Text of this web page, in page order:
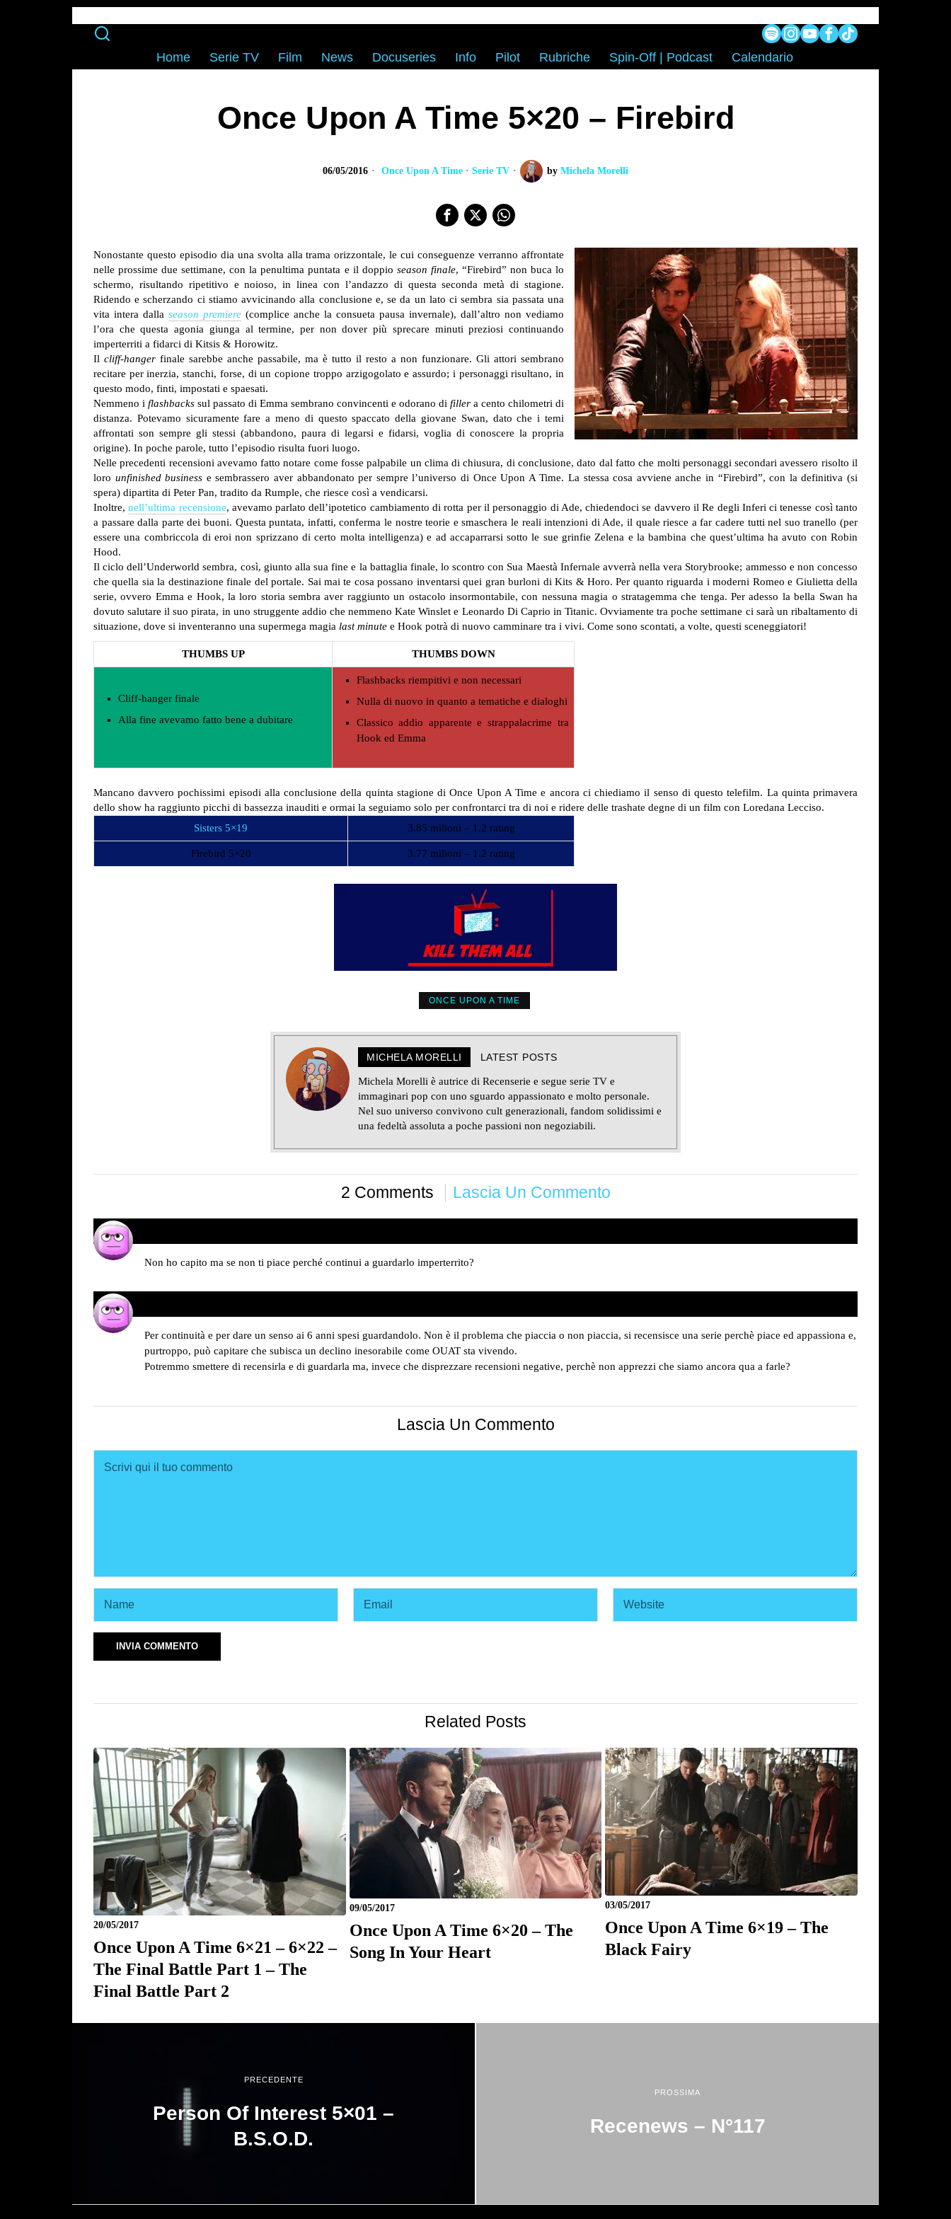
Home Serie TV Film News Docuseries Info Pilot Rubriche Spin-Off | Podcast Calendario
Once Upon A Time 5×20 – Firebird
06/05/2016 Once Upon A Time · Serie TV by Michela Morelli
Nonostante questo episodio dia una svolta alla trama orizzontale, le cui conseguenze verranno affrontate
nelle prossime due settimane, con la penultima puntata e il doppio season finale, “Firebird” non buca lo
schermo, risultando ripetitivo e noioso, in linea con l’andazzo di questa seconda metà di stagione.
Ridendo e scherzando ci stiamo avvicinando alla conclusione e, se da un lato ci sembra sia passata una
vita intera dalla season premiere (complice anche la consueta pausa invernale), dall’altro non vediamo
l’ora che questa agonia giunga al termine, per non dover più sprecare minuti preziosi continuando
imperterriti a fidarci di Kitsis & Horowitz.
Il cliff-hanger finale sarebbe anche passabile, ma è tutto il resto a non funzionare. Gli attori sembrano
recitare per inerzia, stanchi, forse, di un copione troppo arzigogolato e assurdo; i personaggi risultano, in
questo modo, finti, impostati e spaesati.
Nemmeno i flashbacks sul passato di Emma sembrano convincenti e odorano di filler a cento chilometri di
distanza. Potevamo sicuramente fare a meno di questo spaccato della giovane Swan, dato che i temi
affrontati son sempre gli stessi (abbandono, paura di legarsi e fidarsi, voglia di conoscere la propria
origine). In poche parole, tutto l’episodio risulta fuori luogo.
Nelle precedenti recensioni avevamo fatto notare come fosse palpabile un clima di chiusura, di conclusione, dato dal fatto che molti personaggi secondari avessero risolto il
loro unfinished business e sembrassero aver abbandonato per sempre l’universo di Once Upon A Time. La stessa cosa avviene anche in “Firebird”, con la definitiva (si
spera) dipartita di Peter Pan, tradito da Rumple, che riesce così a vendicarsi.
Inoltre,nell’ultima recensione, avevamo parlato dell’ipotetico cambiamento di rotta per il personaggio di Ade, chiedendoci se davvero il Re degli Inferi ci tenesse così tanto
a passare dalla parte dei buoni. Questa puntata, infatti, conferma le nostre teorie e smaschera le reali intenzioni di Ade, il quale riesce a far cadere tutti nel suo tranello (per
essere una combriccola di eroi non sprizzano di certo molta intelligenza) e ad accaparrarsi sotto le sue grinfie Zelena e la bambina che quest’ultima ha avuto con Robin
Hood.
Il ciclo dell’Underworld sembra, così, giunto alla sua fine e la battaglia finale, lo scontro con Sua Maestà Infernale avverrà nella vera Storybrooke; ammesso e non concesso
che quella sia la destinazione finale del portale. Sai mai te cosa possano inventarsi quei gran burloni di Kits & Horo. Per quanto riguarda i moderni Romeo e Giulietta della
serie, ovvero Emma e Hook, la loro storia sembra aver raggiunto un ostacolo insormontabile, con nessuna magia o stratagemma che tenga. Per adesso la bella Swan ha
dovuto salutare il suo pirata, in uno struggente addio che nemmeno Kate Winslet e Leonardo Di Caprio in Titanic. Ovviamente tra poche settimane ci sarà un ribaltamento di
situazione, dove si inventeranno una supermega magia last minute e Hook potrà di nuovo camminare tra i vivi. Come sono scontati, a volte, questi sceneggiatori!
THUMBS UP THUMBS DOWN
Cliff-hanger finale
Alla fine avevamo fatto bene a dubitare
Flashbacks riempitivi e non necessari
Nulla di nuovo in quanto a tematiche e dialoghi
Classico addio apparente e strappalacrime tra
Hook ed Emma
Mancano davvero pochissimi episodi alla conclusione della quinta stagione di Once Upon A Time e ancora ci chiediamo il senso di questo telefilm. La quinta primavera
dello show ha raggiunto picchi di bassezza inauditi e ormai la seguiamo solo per confrontarci tra di noi e ridere delle trashate degne di un film con Loredana Lecciso.
Sisters 5×19
3.85 milioni – 1.2 rating
Firebird 5×20 3.77 milioni – 1.2 rating
ONCE UPON A TIME
MICHELA MORELLI LATEST POSTS
Michela Morelli è autrice di Recenserie e segue serie TV e
immaginari pop con uno sguardo appassionato e molto personale.
Nel suo universo convivono cult generazionali, fandom solidissimi e
una fedeltà assoluta a poche passioni non negoziabili.
2 Comments Lascia Un Commento
Non ho capito ma se non ti piace perché continui a guardarlo imperterrito?
Per continuità e per dare un senso ai 6 anni spesi guardandolo. Non è il problema che piaccia o non piaccia, si recensisce una serie perchè piace ed appassiona e,
purtroppo, può capitare che subisca un declino inesorabile come OUAT sta vivendo.
Potremmo smettere di recensirla e di guardarla ma, invece che disprezzare recensioni negative, perchè non apprezzi che siamo ancora qua a farle?
Lascia Un Commento
Related Posts
20/05/2017
Once Upon A Time 6×21 – 6×22 –
The Final Battle Part 1 – The
Final Battle Part 2
09/05/2017
Once Upon A Time 6×20 – The
Song In Your Heart
03/05/2017
Once Upon A Time 6×19 – The
Black Fairy
PRECEDENTE
Person Of Interest 5×01 –
B.S.O.D.
PROSSIMA
Recenews – N°117